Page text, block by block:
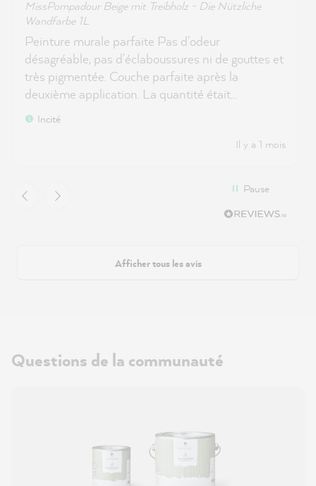
MissPompadour Beige mit Treibholz - Die Nützliche
Wandfarbe 1L
Peinture murale parfaite Pas d'odeur
désagréable, pas d'éclaboussures ni de gouttes et
très pigmentée. Couche parfaite après la
deuxième application. La quantité était
également suffisante après le calcul via la page
Incité
Il y a 1 mois
Pause
Afficher tous les avis
Questions de la communauté